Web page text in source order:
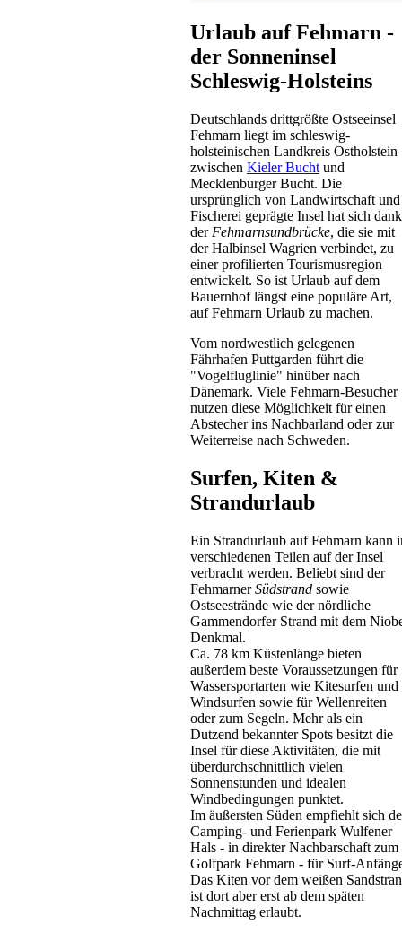
Ferienhaus
Kellenhusen
ab 69 EUR/Tag
Bauernhof
Cismar
ab 65 EUR/Tag
Gästehaus
Hohwacht
ab 50 EUR/Tag
Ferienwohnung
Sehlendorf
ab 49 EUR/Tag
Urlaub auf Fehmarn -
der Sonneninsel
Schleswig-Holsteins
Deutschlands drittgrößte Ostseeinsel
Fehmarn liegt im schleswig-
holsteinischen Landkreis Ostholstein
zwischen Kieler Bucht und
Mecklenburger Bucht. Die
ursprünglich von Landwirtschaft und
Fischerei geprägte Insel hat sich dank
der Fehmarnsundbrücke, die sie mit
der Halbinsel Wagrien verbindet, zu
einer profilierten Tourismusregion
entwickelt. So ist Urlaub auf dem
Bauernhof längst eine populäre Art,
auf Fehmarn Urlaub zu machen.
Vom nordwestlich gelegenen
Fährhafen Puttgarden führt die
"Vogelfluglinie" hinüber nach
Dänemark. Viele Fehmarn-Besucher
nutzen diese Möglichkeit für einen
Abstecher ins Nachbarland oder zur
Weiterreise nach Schweden.
Surfen, Kiten &
Strandurlaub
Ein Strandurlaub auf Fehmarn kann
verschiedenen Teilen auf der Insel
verbracht werden. Beliebt sind der
FehmarnerSüdstrand sowie
Ostseestrände wie der nördliche
Gammendorfer Strand mit dem
Denkmal.
Ca. 78 km Küstenlänge bieten
außerdem beste Voraussetzungen für
Wassersportarten wie Kitesurfen und
Windsurfen sowie für Wellenreiten
oder zum Segeln. Mehr als ein
Dutzend bekannter Spots besitzt die
Insel für diese Aktivitäten, die mit
überdurchschnittlich vielen
Sonnenstunden und idealen
Windbedingungen punktet.
Im äußersten Süden empfiehlt sich
Camping- und Ferienpark Wulfener
Hals - in direkter Nachbarschaft zum
Golfpark Fehmarn - für Surf-
Das Kiten vor dem weißen
ist dort aber erst ab dem späten
Nachmittag erlaubt.